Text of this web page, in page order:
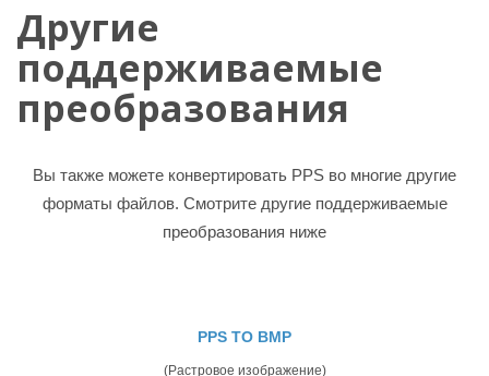
Другие
поддерживаемые
преобразования
Вы также можете конвертировать PPS во многие другие
форматы файлов. Смотрите другие поддерживаемые
преобразования ниже
PPS TO BMP
(Растровое изображение)